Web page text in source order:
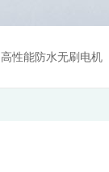
高性能防水无刷电机